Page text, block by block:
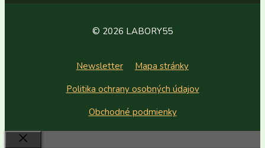
© 2026 LABORY55
Newsletter
Mapa stránky
Politika ochrany osobných údajov
Obchodné podmienky